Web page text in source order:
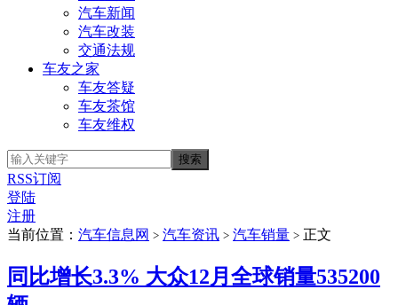
汽车新闻
汽车改装
交通法规
车友之家
车友答疑
车友茶馆
车友维权
RSS订阅
登陆
注册
当前位置： 汽车信息网 > 汽车资讯 > 汽车销量 > 正文
同比增长3.3% 大众12月全球销量535200